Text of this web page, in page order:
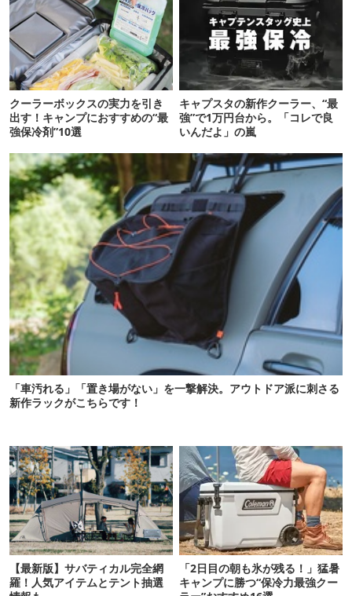
クーラーボックスの実力を引き
出す！キャンプにおすすめの“最
強保冷剤”10選
キャプスタの新作クーラー、“最
強”で1万円台から。「コレで良
いんだよ」の嵐
「車汚れる」「置き場がない」を一撃解決。アウトドア派に刺さる
新作ラックがこちらです！
【最新版】サバティカル完全網
羅！人気アイテムとテント抽選
「2日目の朝も氷が残る！」猛暑
キャンプに勝つ“保冷力最強クー